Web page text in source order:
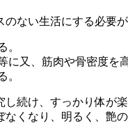
ない生活にする必要が
。
に又、筋肉や骨密度を
。
続け、すっかり体が楽
なくなり、明るく、艶